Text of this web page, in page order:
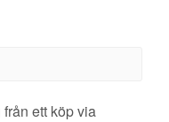
ett köp via